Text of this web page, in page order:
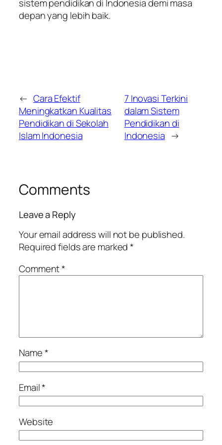
sistem pendidikan di Indonesia demi masa
depan yang lebih baik.
← Cara Efektif
Meningkatkan Kualitas
Pendidikan di Sekolah
Islam Indonesia
7 Inovasi Terkini
dalam Sistem
Pendidikan di
Indonesia →
Comments
Leave a Reply
Your email address will not be published.
Required fields are marked*
Comment*
Name*
Email*
Website